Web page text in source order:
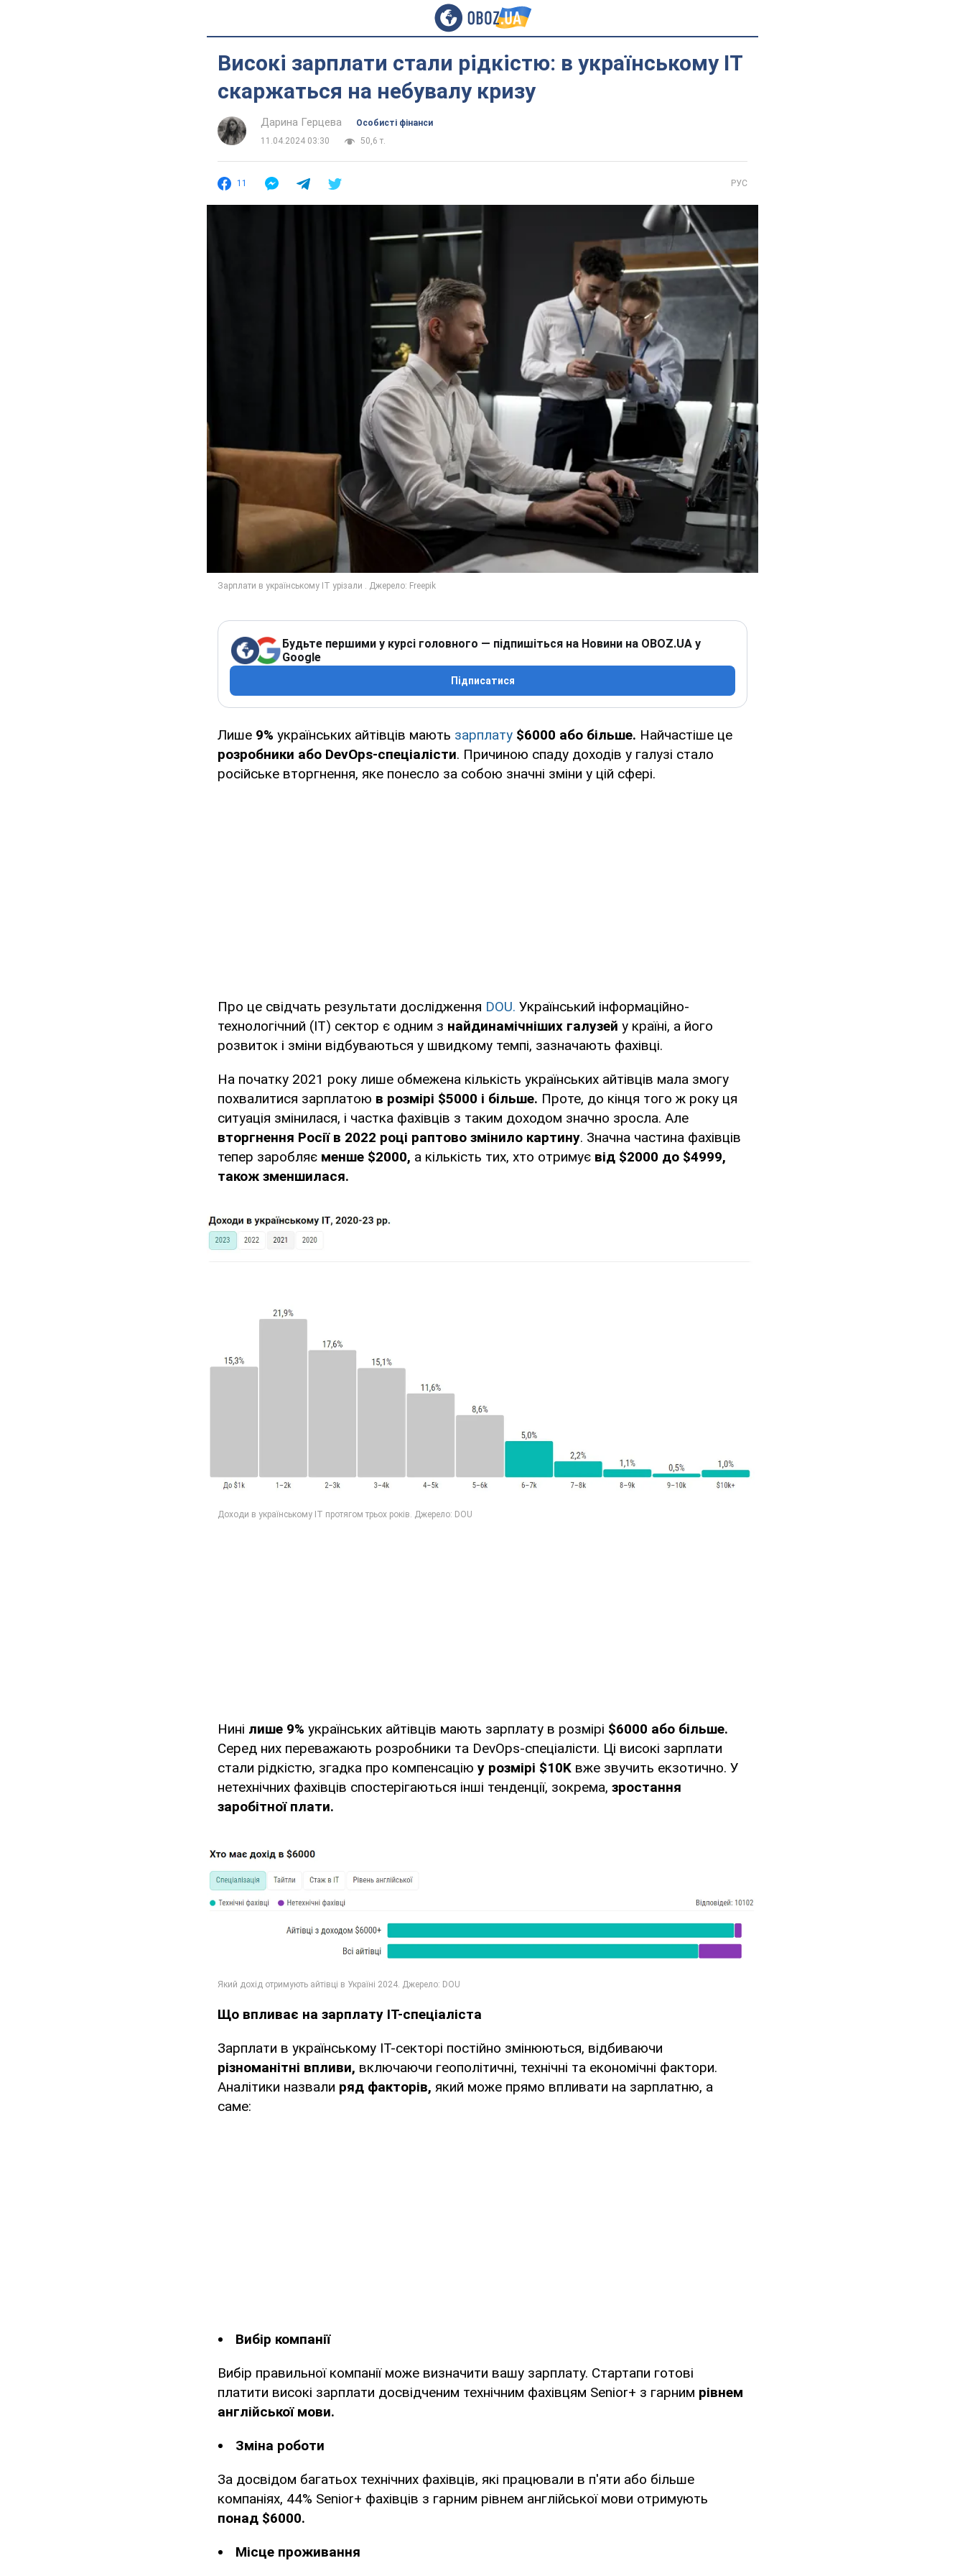
Високі зарплати стали рідкістю: в українському IT
скаржаться на небувалу кризу
Дарина Герцева
Особисті фінанси
11.04.2024 03:30
50,6 т.
11 РУС
Будьте першими у курсі головного — підпишіться на Новини на OBOZ.UA у
Google
Підписатися
Лише 9% українських айтівців мають зарплату $6000 або більше. Найчастіше це
розробники або DevOps-спеціалісти. Причиною спаду доходів у галузі стало
російське вторгнення, яке понесло за собою значні зміни у цій сфері.
Про це свідчать результати дослідження DOU. Український інформаційно-
технологічний (ІТ) сектор є одним з найдинамічніших галузей у країні, а його
розвиток і зміни відбуваються у швидкому темпі, зазначають фахівці.
На початку 2021 року лише обмежена кількість українських айтівців мала змогу
похвалитися зарплатою в розмірі $5000 і більше. Проте, до кінця того ж року ця
ситуація змінилася, і частка фахівців з таким доходом значно зросла. Але
вторгнення Росії в 2022 році раптово змінило картину. Значна частина фахівців
тепер заробляє менше $2000, а кількість тих, хто отримує від $2000 до $4999,
також зменшилася.
Нині лише 9% українських айтівців мають зарплату в розмірі $6000 або більше.
Серед них переважають розробники та DevOps-спеціалісти. Ці високі зарплати
стали рідкістю, згадка про компенсацію у розмірі $10K вже звучить екзотично. У
нетехнічних фахівців спостерігаються інші тенденції, зокрема, зростання
заробітної плати.
Що впливає на зарплату IT-спеціаліста
Зарплати в українському ІТ-секторі постійно змінюються, відбиваючи
різноманітні впливи, включаючи геополітичні, технічні та економічні фактори.
Аналітики назвали ряд факторів, який може прямо впливати на зарплатню, а
саме:
Вибір компанії
Вибір правильної компанії може визначити вашу зарплату. Стартапи готові
платити високі зарплати досвідченим технічним фахівцям Senior+ з гарним рівнем
англійської мови.
Зміна роботи
За досвідом багатьох технічних фахівців, які працювали в п'яти або більше
компаніях, 44% Senior+ фахівців з гарним рівнем англійської мови отримують
понад $6000.
Місце проживання